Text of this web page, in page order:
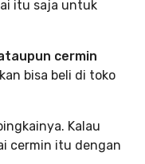
itu saja untuk
cermin
bisa beli di toko
Kalau
cermin itu dengan